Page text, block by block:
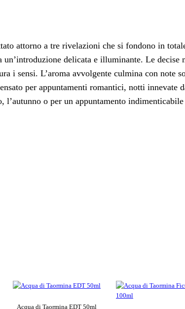
8
9
,
4
0
2
€
.
attorno a tre rivelazioni che si fondono in
delicata e illuminante. Le
i sensi. L’aroma avvolgente culmina con note
per appuntamenti romantici, notti
o per un appuntamento
Acqua di Taormina EDT 50ml